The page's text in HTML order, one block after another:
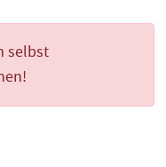
selbst